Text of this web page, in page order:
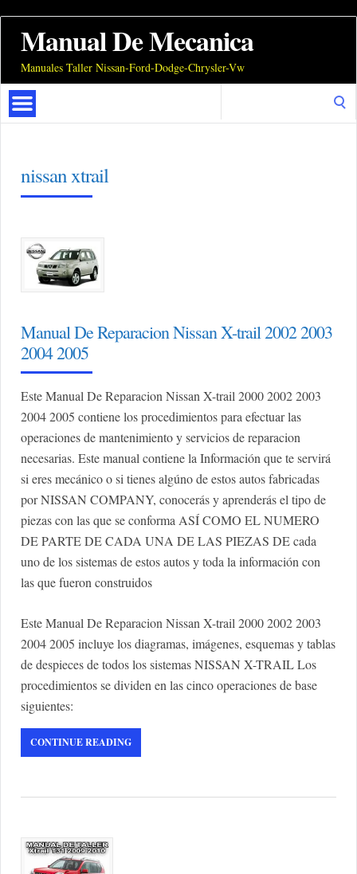
Manual De Mecanica
Manuales Taller Nissan-Ford-Dodge-Chrysler-Vw
nissan xtrail
Manual De Reparacion Nissan X-trail 2002 2003
2004 2005
Este Manual De Reparacion Nissan X-trail 2000 2002 2003
2004 2005 contiene los procedimientos para efectuar las
operaciones de mantenimiento y servicios de reparacion
necesarias. Este manual contiene la Información que te servirá
si eres mecánico o si tienes algúno de estos autos fabricadas
por NISSAN COMPANY, conocerás y aprenderás el tipo de
piezas con las que se conforma ASÍ COMO EL NUMERO
DE PARTE DE CADA UNA DE LAS PIEZAS DE cada
uno de los sistemas de estos autos y toda la información con
las que fueron construidos
Este Manual De Reparacion Nissan X-trail 2000 2002 2003
2004 2005 incluye los diagramas, imágenes, esquemas y tablas
de despieces de todos los sistemas NISSAN X-TRAIL Los
procedimientos se dividen en las cinco operaciones de base
siguientes:
CONTINUE READING